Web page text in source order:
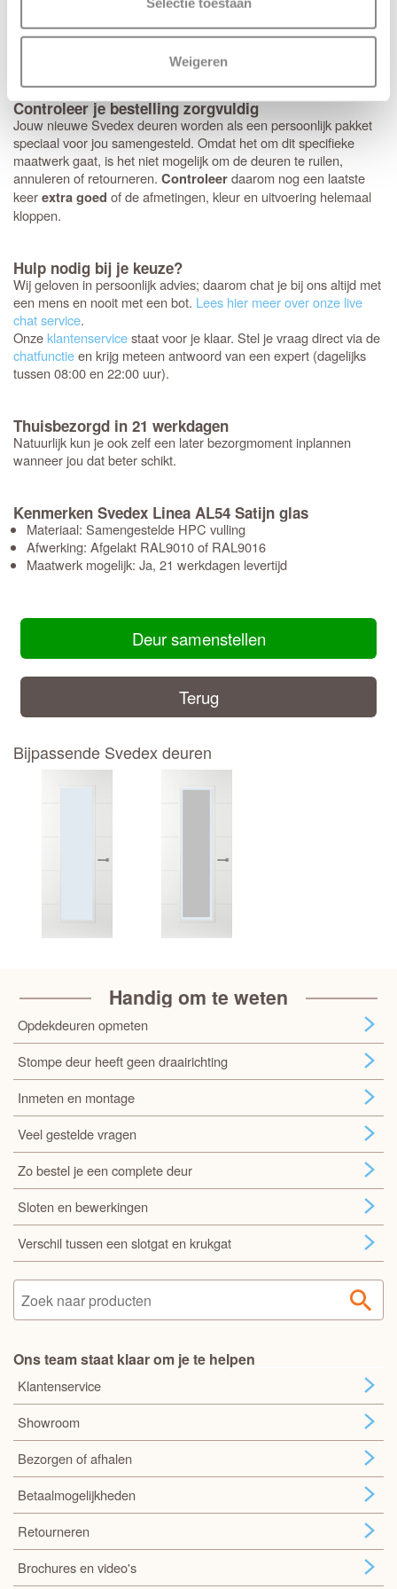
Weigeren
alleen mogelijk is bij aankoop van origineelSvedex deurbeslag
Controleer je bestelling zorgvuldig
Jouw nieuwe Svedex deuren worden als een persoonlijk pakket
speciaal voor jou samengesteld. Omdat het om dit specifieke
maatwerk gaat, is het niet mogelijk om de deuren te ruilen,
annuleren of retourneren. Controleerdaarom nog een laatste
keerextra goed of de afmetingen, kleur en uitvoering helemaal
kloppen.
Hulp nodig bij je keuze?
Wij geloven in persoonlijk advies; daarom chat je bij ons altijd met
een mens en nooit met een bot. Lees hier meer over onze live
chat service.
Onzeklantenservicestaat voor je klaar. Stel je vraag direct via de
chatfunctieen krijg meteen antwoord van een expert (dagelijks
tussen 08:00 en 22:00 uur).
Thuisbezorgd in 21 werkdagen
Natuurlijk kun je ook zelf een later bezorgmoment inplannen
wanneer jou dat beter schikt.
Kenmerken Svedex Linea AL54 Satijn glas
Materiaal: Samengestelde HPC vulling
Afwerking: Afgelakt RAL9010 of RAL9016
Maatwerk mogelijk: Ja, 21 werkdagen levertijd
Deur samenstellen
Terug
Bijpassende Svedex deuren
Handig om te weten
Opdekdeuren opmeten
Stompe deur heeft geen draairichting
Inmeten en montage
Veel gestelde vragen
Zo bestel je een complete deur
Sloten en bewerkingen
Verschil tussen een slotgat en krukgat
Ons team staat klaar om je te helpen
Klantenservice
Showroom
Bezorgen of afhalen
Betaalmogelijkheden
Retourneren
Brochures en video's